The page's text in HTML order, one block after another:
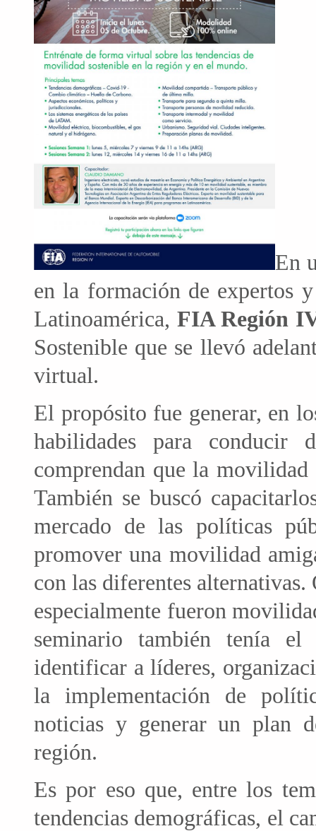
En
en la formación de expertos
Latinoamérica, FIA Región
Sostenible que se llevó
virtual.
El propósito fue generar, en
habilidades para
comprendan que la
También se buscó
mercado de las políticas
promover una movilidad
con las diferentes
especialmente fueron
seminario también tenía
identificar a líderes,
la implementación de
noticias y generar un plan
región.
Es por eso que, entre los
tendencias demográficas, el